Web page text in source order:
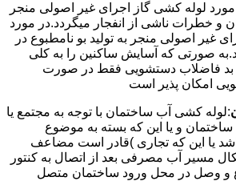
لوله کشی گاز اجرای غیر اصولی منجر
و خطرات ناشی از انفجار میگردد.در مورد
غیر اصولی منجر به تولید بو نامطبوع در
صورتی که آسایش ساکنین را به کلی
بد فاضلاب دستشویی فقط در صورت
امکان پذیر است
:لوله کشی آب ساختمان با توجه به مجتمع یا
و یا این که بسته به موضوع
یا این که تجاری )قادر است مضاعف
مسیر آب مصرفی بعد از اتصال به کنتور
و وصل در محل ورود ساختمان متصل